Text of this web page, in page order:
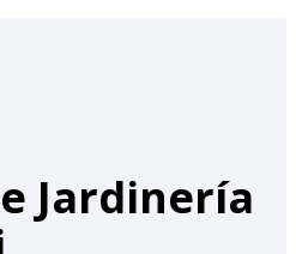
Jardinería